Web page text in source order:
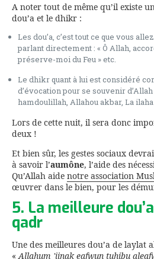
A noter tout de même qu’il existe
dou’a et le dhikr :
Les dou’a, c’est tout ce que vous
parlant directement : « Ô Allah,
préserve-moi du Feu » etc.
Le dhikr quant à lui est considéré
d’évocation pour se souvenir d’Allah
hamdoulillah, Allahou akbar, La
Lors de cette nuit, il sera donc
deux !
Et bien sûr, les gestes sociaux
à savoir l’aumône, l’aide des
Qu’Allah aide notre association
œuvrer dans le bien, pour les
5. La meilleure
qadr
Une des meilleures dou’a de laylat
«Allahum 'iinak eafwun tuhibu